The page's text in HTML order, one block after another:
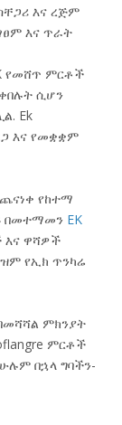
እና ረጅም
እና ጥራት
የመሸጥ ምርቶች
ሲሆን
Ek
እና የመቋቋም
የከተማ
በመተማመን EK
እና ዋሻዎች
የኢክ ጥንካሬ
ምክንያት
ምርቶች
በኋላ ግባችን-